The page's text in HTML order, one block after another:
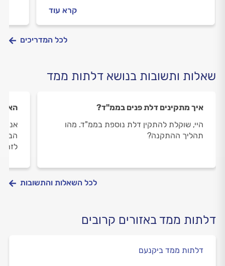
תדעו שאתם באמת מוגנים? כל מה שחשוב
לדעת, במדריך שלפניכם.
קרא עוד
לכל המדריכים
שאלות ותשובות בנושא דלתות ממד
איך מתקינים דלת פנים בממ"ד?
היי, שוקלת להתקין דלת נוספת בממ"ד. מהו
תהליך ההתקנה?
האם
אני
לכל השאלות והתשובות
דלתות ממד באזורים קרובים
דלתות ממד ביקנעם